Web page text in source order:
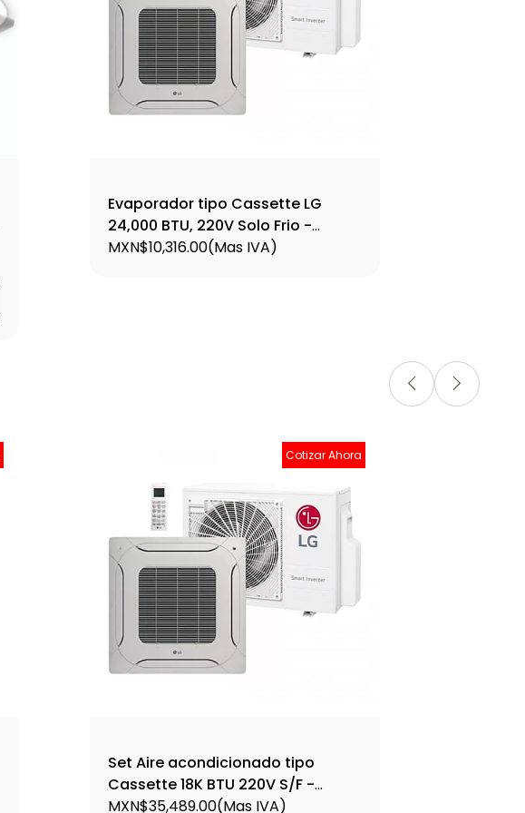
Evaporador tipo Cassette LG
24,000 BTU, 220V Solo Frio -
ATNQ30GPLA4
MXN$10,316.00(Mas IVA)
Cotizar Ahora
Set Aire acondicionado tipo
Cassette 18K BTU 220V S/F -
SETATUQ22GPLA4 - ATNQ22GPLA4
MXN$35,489.00(Mas IVA)